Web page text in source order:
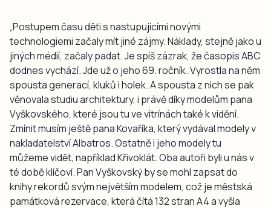
„Postupem času děti s nastupujícími novými
technologiemi začaly mít jiné zájmy. Náklady, stejně jako u
jiných médií, začaly padat. Je spíš zázrak, že časopis ABC
dodnes vychází. Jde už o jeho 69. ročník. Vyrostla na něm
spousta generací, kluků i holek. A spousta z nich se pak
věnovala studiu architektury, i právě díky modelům pana
Vyškovského, které jsou tu ve vitrínách také k vidění.
Zmínit musím ještě pana Kovaříka, který vydával modely v
nakladatelství Albatros. Ostatně i jeho modely tu
můžeme vidět, například Křivoklát. Oba autoři byli u nás v
té době klíčoví. Pan Vyškovský by se mohl zapsat do
knihy rekordů svým největším modelem, což je městská
památková rezervace, která čítá 132 stran A4 a vyšla